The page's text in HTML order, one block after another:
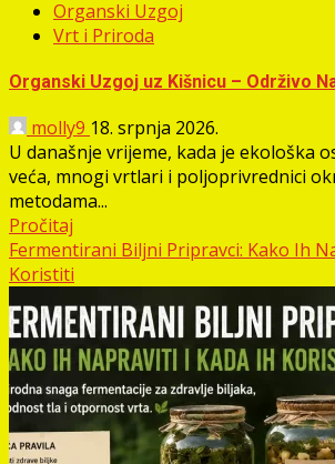
Organski Uzgoj
Vrt i Priroda
Organski Uzgoj uz Kišnicu – Održivo
molly9 18. srpnja 2026.
U današnje vrijeme, kada je ekološka
veća, mnogi vrtlari i poljoprivrednici
metodama...
Pročitaj
Fermentirani Biljni Pripravci: Kako Ih
Koristiti